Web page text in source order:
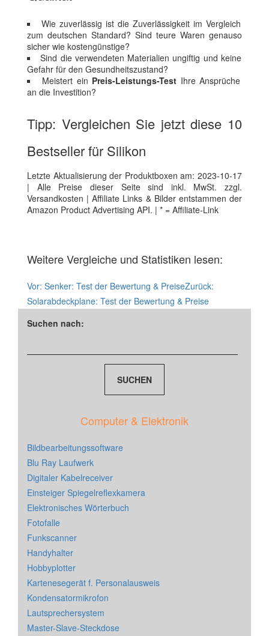
Wie zuverlässig ist die Zuverlässigkeit im Vergleich
zum deutschen Standard? Sind teure Waren genauso
sicher wie kostengünstige?
Sind die verwendeten Materialien ungiftig und keine
Gefahr für den Gesundheitszustand?
Meistert ein Preis-Leistungs-Test Ihre Ansprüche
an die Investition?
Tipp: Vergleichen Sie jetzt diese 10
Bestseller für Silikon
Letzte Aktualisierung der Produktboxen am: 2023-10-17
| Alle Preise dieser Seite sind inkl. MwSt. zzgl.
Versandkosten | Affiliate Links & Bilder entstammen der
Amazon Product Advertising API. | * = Affiliate-Link
Weitere Vergleiche und Statistiken lesen:
Vor: Senker: Test der Bewertung & PreiseZurück:
Solarabdeckplane: Test der Bewertung & Preise
Suchen nach:
Computer & Elektronik
Bildbearbeitungssoftware
Blu Ray Laufwerk
Digitaler Kabelreceiver
Einsteiger Spiegelreflexkamera
Elektronisches Wörterbuch
Fotofalle
Funkscanner
Handyhalter
Hobbyplotter
Kartenesegerät f. Personalausweis
Kondensatormikrofon
Lautsprechersystem
Master-Slave-Steckdose